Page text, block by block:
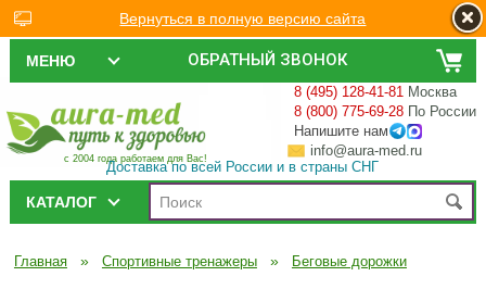
ОБРАТНЫЙ ЗВОНОК
МЕНЮ
с 2004 года работаем для Вас!
8 (495) 128-41-81 Москва
8 (800) 775-69-28 По России
Напишите нам
info@aura-med.ru
Доставка по всей России и в страны СНГ
КАТАЛОГ
Главная » Спортивные тренажеры » Беговые дорожки
Вернуться в полную версию сайта